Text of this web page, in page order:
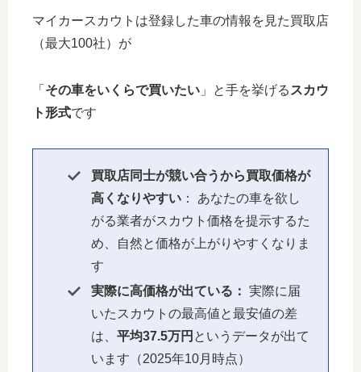
マイカースカウトは登録した車の情報を見た買取店
（最大100社）が
「 その車をいくらで買いたい 」と手を挙げる スカウ
ト形式です
買取店同士が競い合うから買取価格が
高くなりやすい： あなたの車を欲し
がる業者がスカウト価格を提示するた
め、自然と価格が上がりやすくなりま
す
実際に高価格が出ている： 実際に届
いたスカウトの最高値と最安値の差
は、 平均37.5万円 というデータが出て
います（2025年10月時点）